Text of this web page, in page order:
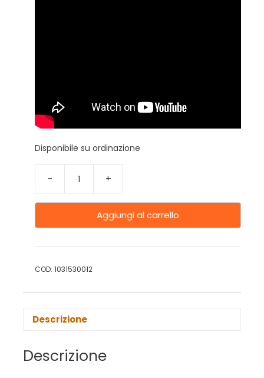
Disponibile su ordinazione
- +
Aggiungi al carrello
COD: 1031530012
Descrizione
Descrizione